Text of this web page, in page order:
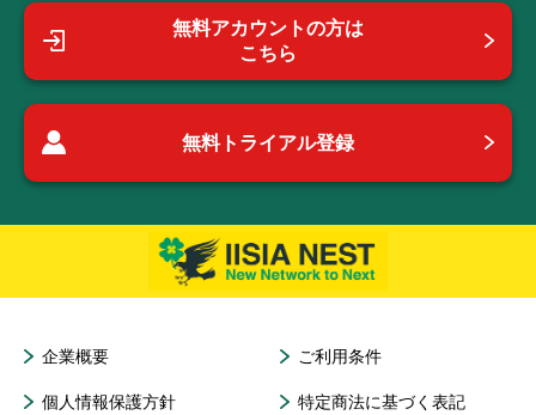
無料アカウントの方は
こちら
無料トライアル登録
企業概要 ご利用条件
個人情報保護方針 特定商法に基づく表記